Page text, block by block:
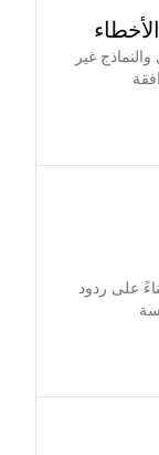
غير
على ردود